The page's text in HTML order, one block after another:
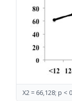
X2 = 66,128; p <